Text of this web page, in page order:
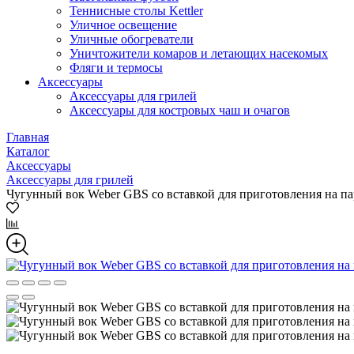
Теннисные столы Kettler
Уличное освещение
Уличные обогреватели
Уничтожители комаров и летающих насекомых
Фляги и термосы
Аксессуары
Аксессуары для грилей
Аксессуары для костровых чаш и очагов
Главная
Каталог
Аксессуары
Аксессуары для грилей
Чугунный вок Weber GBS со вставкой для приготовления на